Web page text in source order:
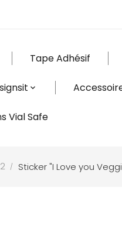
Tape Adhésif
Vial Safe
Sticker "I Love you